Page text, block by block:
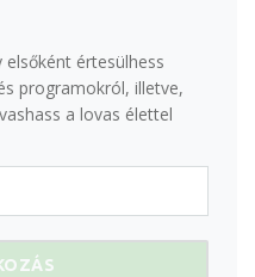
értesülhess
programokról, illetve,
a lovas élettel